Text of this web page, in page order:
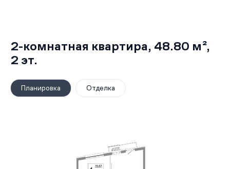
2-комнатная квартира, 48.80 м²,
2 эт.
Планировка Отделка